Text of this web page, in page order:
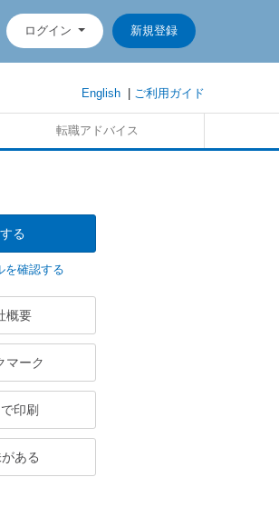
ログイン 新規登録
English| ご利用ガイド
転職アドバイス
る
を確認する
概要
マーク
印刷
ある